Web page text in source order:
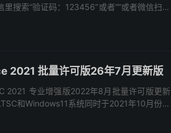
搜索“验证码：123456”或者“”或者微信扫描
2021 批量许可版26年7月更新版
2021 专业增强版2022年8月批量许可版更新
和Windows11系统同时于2021年10月份正